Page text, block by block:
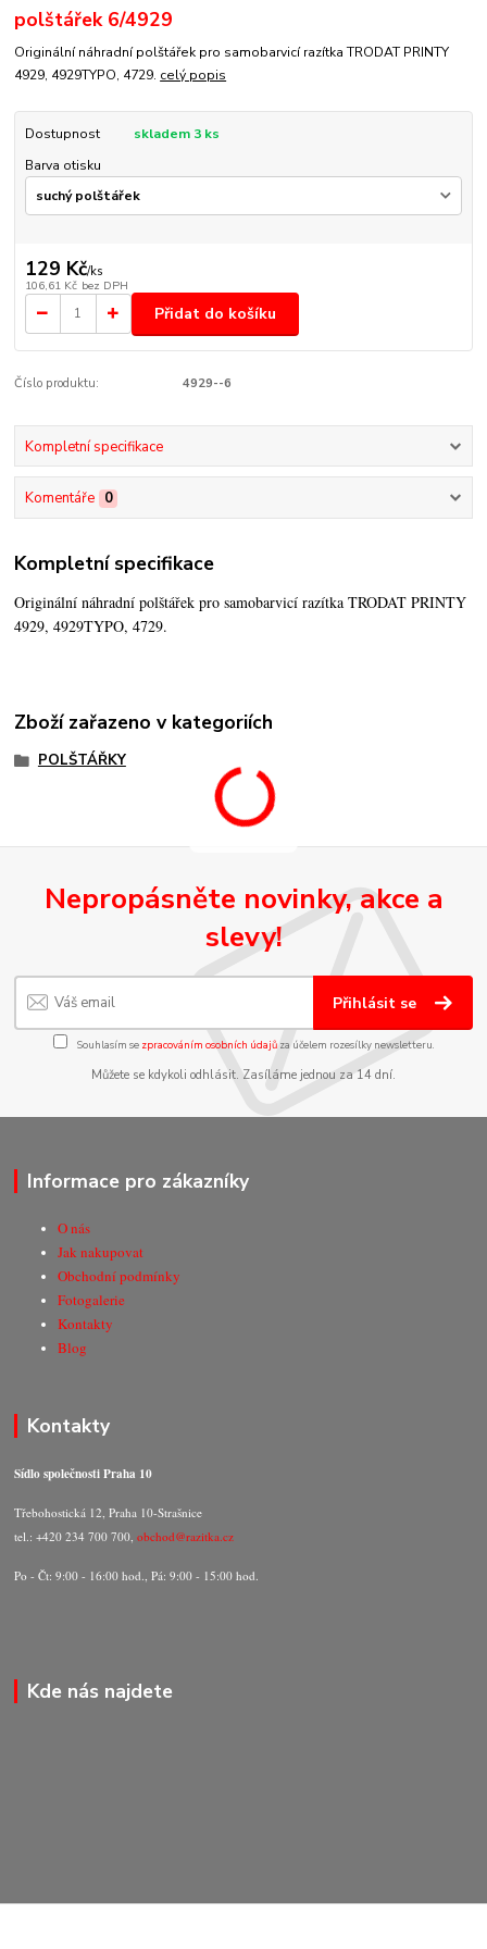
polštářek 6/4929
Originální náhradní polštářek pro samobarvicí razítka TRODAT PRINTY
4929, 4929TYPO, 4729. celý popis
Dostupnost
skladem 3 ks
Barva otisku
129 Kč/ks
106,61 Kč bez DPH
Přidat do košíku
Číslo produktu: 4929--6
Kompletní specifikace
Komentáře 0
Kompletní specifikace
Originální náhradní polštářek pro samobarvicí razítka TRODAT PRINTY
4929, 4929TYPO, 4729.
Zboží zařazeno v kategoriích
POLŠTÁŘKY
Nepropásněte novinky, akce a
slevy!
Přihlásit se
Souhlasím se zpracováním osobních údajůza účelem rozesílky newsletteru.
Můžete se kdykoli odhlásit. Zasíláme jednou za 14 dní.
Informace pro zákazníky
O nás
Jak nakupovat
Obchodní podmínky
Fotogalerie
Kontakty
Blog
Kontakty
Sídlo společnosti Praha 10
Třebohostická 12, Praha 10-Strašnice
tel.: +420 234 700 700,obchod@razitka.cz
Po - Čt: 9:00 - 16:00 hod., Pá: 9:00 - 15:00 hod.
Kde nás najdete